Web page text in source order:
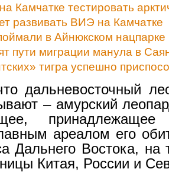
Камчатке тестировать
развивать ВИЭ на Камчатке
в Айнюкском нацпарке
пути миграции манула в
тигра успешно
дальневосточный
– амурский
ареалом его
Дальнего Востока, на
Китая, России и